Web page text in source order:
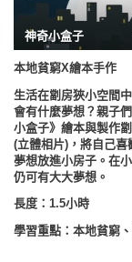
神奇小盒子
本地貧窮X繪本手作
生活在劏房狹小空間
會有什麼夢想？ 親子們
小盒子》繪本與製作
(立體相片)，將自己喜
夢想放進小房子。在
仍可有大大夢想。
長度：1.5小時
學習重點：本地貧窮